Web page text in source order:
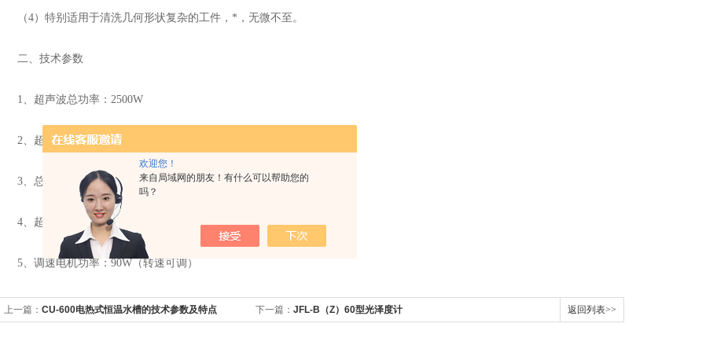
欢迎您！
来自局域网的朋友！有什么可以帮助您的
吗？
（4）特别适用于清洗几何形状复杂的工件，*，无微不至。
二、技术参数
1、超声波总功率：2500W
2、超声I频率：28KHz超声II频率：20KHz
3、总工作电源：AC220V.50Hz
4、超声波清洗槽尺寸：950×320×230mm³
5、调速电机功率：90W（转速可调）
上一篇： CU-600电热式恒温水槽的技术参数及特点 下一篇： JFL-B（Z）60型光泽度计 返回列表>>